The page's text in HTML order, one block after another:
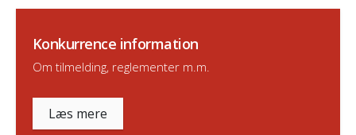
Konkurrence information
Om tilmelding, reglementer m.m.
Læs mere